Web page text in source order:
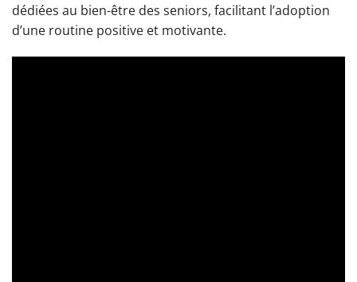
dédiées au bien-être des seniors, facilitant l’adoption
d’une routine positive et motivante.